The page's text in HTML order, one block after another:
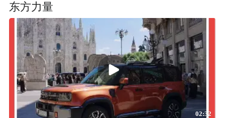
东方力量
02:32